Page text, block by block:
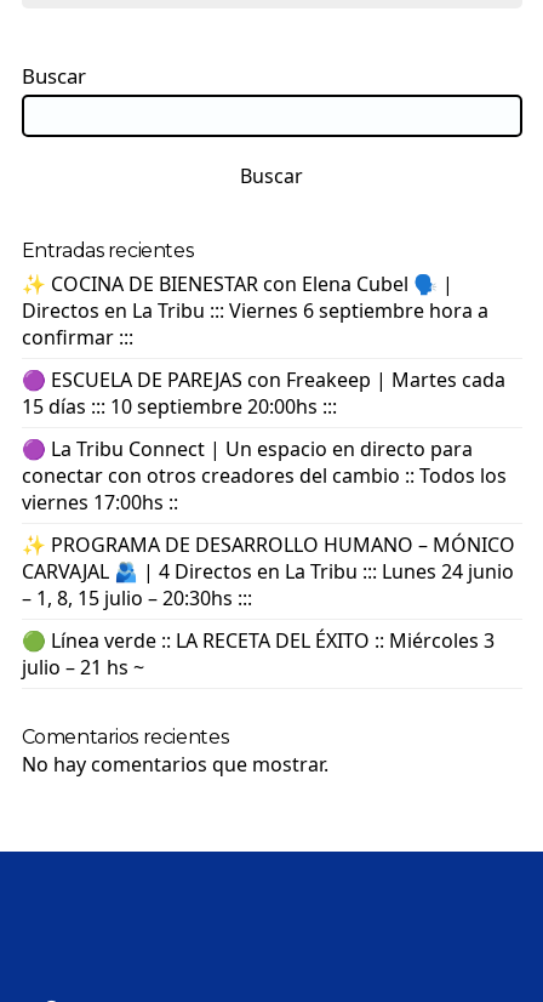
Buscar
Buscar
Entradas recientes
✨ COCINA DE BIENESTAR con Elena Cubel 🗣️ |
Directos en La Tribu ::: Viernes 6 septiembre hora a
confirmar :::
🟣 ESCUELA DE PAREJAS con Freakeep | Martes cada
15 días ::: 10 septiembre 20:00hs :::
🟣 La Tribu Connect | Un espacio en directo para
conectar con otros creadores del cambio :: Todos los
viernes 17:00hs ::
✨ PROGRAMA DE DESARROLLO HUMANO – MÓNICO
CARVAJAL 🫂 | 4 Directos en La Tribu ::: Lunes 24 junio
– 1, 8, 15 julio – 20:30hs :::
🟢 Línea verde :: LA RECETA DEL ÉXITO :: Miércoles 3
julio – 21 hs ~
Comentarios recientes
No hay comentarios que mostrar.